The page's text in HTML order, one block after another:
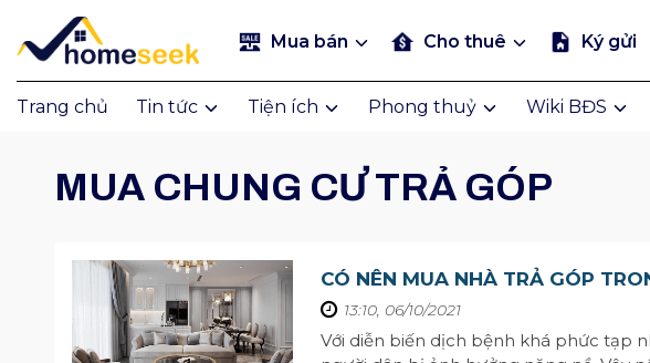
Mua bán Cho thuê Ký gửi
Trang chủ Tin tức Tiện ích Phong thuỷ Wiki BĐS
MUA CHUNG CƯ TRẢ GÓP
CÓ NÊN MUA NHÀ TRẢ GÓP
13:10, 06/10/2021
Với diễn biến dịch bệnh khá phức tạp